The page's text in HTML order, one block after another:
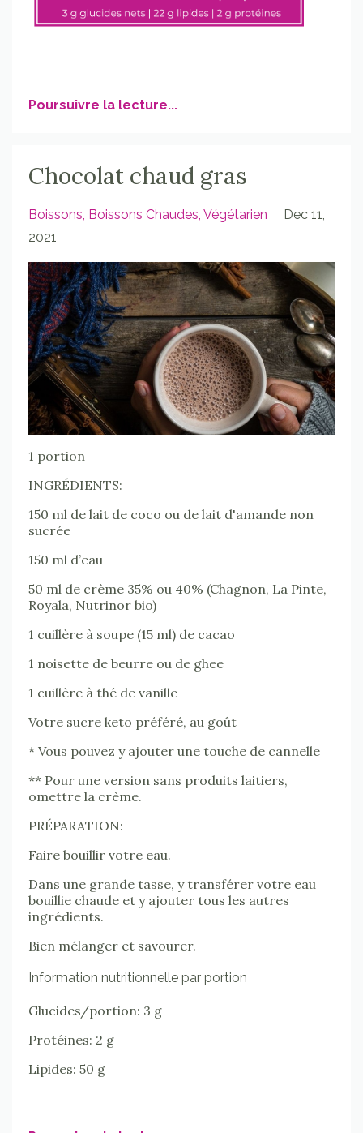
Poursuivre la lecture...
Chocolat chaud gras
Boissons Boissons Chaudes Végétarien
Dec 11,
2021
1 portion
INGRÉDIENTS:
150 ml de lait de coco ou de lait d'amande non
sucrée
150 ml d’eau
50 ml de crème 35% ou 40% (Chagnon, La Pinte,
Royala, Nutrinor bio)
1 cuillère à soupe (15 ml) de cacao
1 noisette de beurre ou de ghee
1 cuillère à thé de vanille
Votre sucre keto préféré, au goût
* Vous pouvez y ajouter une touche de cannelle
** Pour une version sans produits laitiers,
omettre la crème.
PRÉPARATION:
Faire bouillir votre eau.
Dans une grande tasse, y transférer votre eau
bouillie chaude et y ajouter tous les autres
ingrédients.
Bien mélanger et savourer.
Information nutritionnelle par portion
Glucides/portion: 3 g
Protéines: 2 g
Lipides: 50 g